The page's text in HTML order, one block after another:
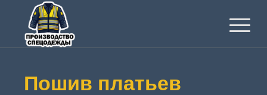
Пошив платьев